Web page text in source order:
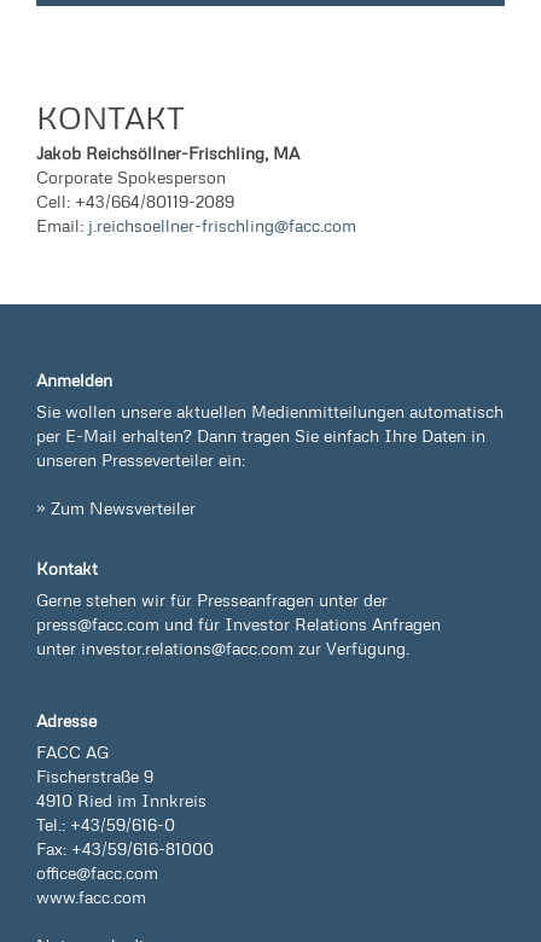
KONTAKT
Jakob Reichsöllner-Frischling, MA
Corporate Spokesperson
Cell: +43/664/80119-2089
Email: j.reichsoellner-frischling@facc.com
Anmelden
Sie wollen unsere aktuellen Medienmitteilungen automatisch
per E-Mail erhalten? Dann tragen Sie einfach Ihre Daten in
unseren Presseverteiler ein:
» Zum Newsverteiler
Kontakt
Gerne stehen wir für Presseanfragen unter der
press@facc.com und für Investor Relations Anfragen
unter investor.relations@facc.com zur Verfügung.
Adresse
FACC AG
Fischerstraße 9
4910 Ried im Innkreis
Tel.: +43/59/616-0
Fax: +43/59/616-81000
office@facc.com
www.facc.com